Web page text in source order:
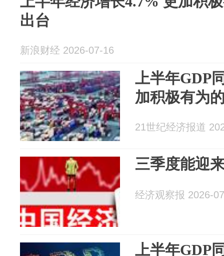
出台
新浪财经 2026-07-16
上半年GDP
加积极有为
21世纪经济报道
三季度能迎
经济观察报 2026-
上半年GDP